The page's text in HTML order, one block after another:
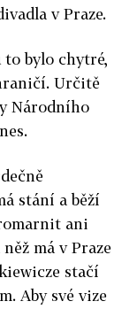
v Praze.
bylo chytré,
Určitě
Národního
stání a běží
ani
má v Praze
stačí
Aby své vize